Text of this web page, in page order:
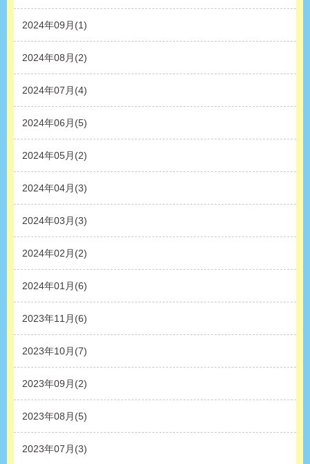
2024年09月(1)
2024年08月(2)
2024年07月(4)
2024年06月(5)
2024年05月(2)
2024年04月(3)
2024年03月(3)
2024年02月(2)
2024年01月(6)
2023年11月(6)
2023年10月(7)
2023年09月(2)
2023年08月(5)
2023年07月(3)